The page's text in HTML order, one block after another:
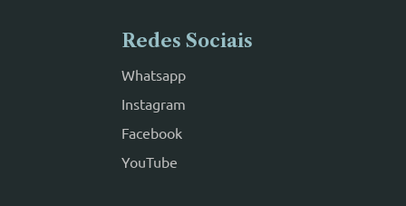
Redes Sociais
Whatsapp
Instagram
Facebook
YouTube